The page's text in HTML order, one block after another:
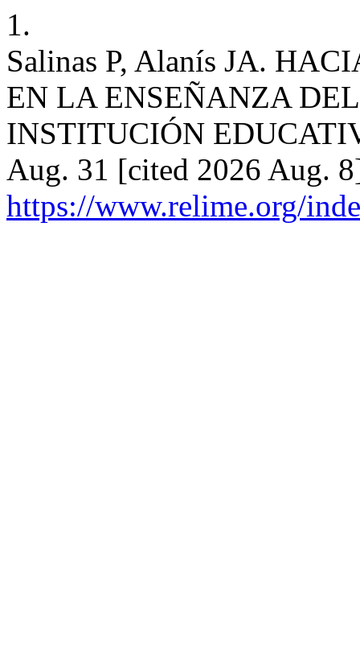
1.
Salinas P, Alanís JA.
EN LA ENSEÑANZA
INSTITUCIÓN
Aug. 31 [cited 2026 Aug.
https://www.relime.org/